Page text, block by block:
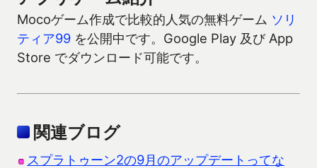
Mocoゲーム作成で比較的人気の無料ゲーム ソリ
ティア99 を公開中です。Google Play 及び App
Store でダウンロード可能です。
関連ブログ
スプラトゥーン2の9月のアップデートってな